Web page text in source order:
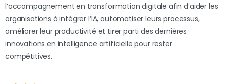
l’accompagnement en transformation digitale afin d’aider les
organisations à intégrer l’IA, automatiser leurs processus,
améliorer leur productivité et tirer parti des dernières
innovations en intelligence artificielle pour rester
compétitives.